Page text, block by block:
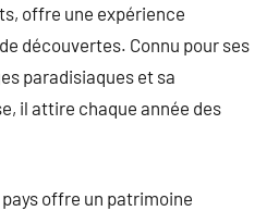
offre une expérience
découvertes. Connu pour ses
paradisiaques et sa
il attire chaque année des
offre un patrimoine